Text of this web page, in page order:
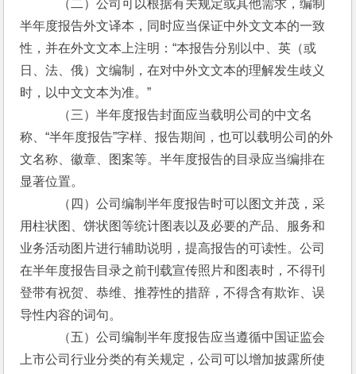
（二）公司可以根据有关规定或其他需求，编制
半年度报告外文译本，同时应当保证中外文文本的一致
性，并在外文文本上注明：“本报告分别以中、英（或
日、法、俄）文编制，在对中外文文本的理解发生歧义
时，以中文文本为准。”
（三）半年度报告封面应当载明公司的中文名
称、“半年度报告”字样、报告期间，也可以载明公司的外
文名称、徽章、图案等。半年度报告的目录应当编排在
显著位置。
（四）公司编制半年度报告时可以图文并茂，采
用柱状图、饼状图等统计图表以及必要的产品、服务和
业务活动图片进行辅助说明，提高报告的可读性。公司
在半年度报告目录之前刊载宣传照片和图表时，不得刊
登带有祝贺、恭维、推荐性的措辞，不得含有欺诈、误
导性内容的词句。
（五）公司编制半年度报告应当遵循中国证监会
上市公司行业分类的有关规定，公司可以增加披露所使